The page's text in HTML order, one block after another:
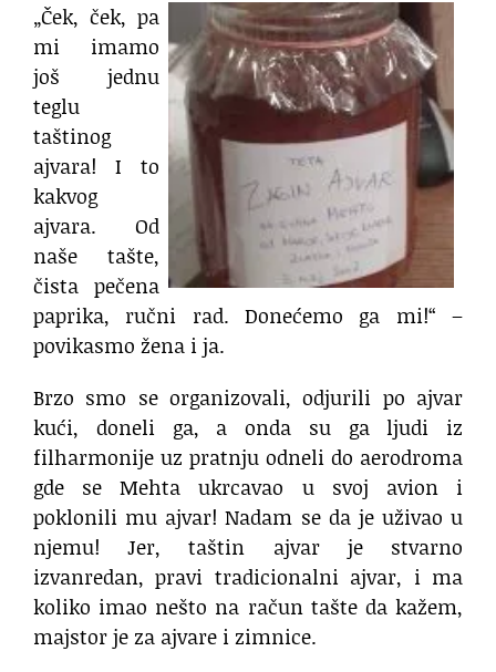
„Ček, ček, pa
mi imamo
još jednu
teglu
taštinog
ajvara! I to
kakvog
ajvara. Od
naše tašte,
čista pečena
paprika, ručni rad. Donećemo ga mi!“ –
povikasmo žena i ja.
Brzo smo se organizovali, odjurili po ajvar
kući, doneli ga, a onda su ga ljudi iz
filharmonije uz pratnju odneli do aerodroma
gde se Mehta ukrcavao u svoj avion i
poklonili mu ajvar! Nadam se da je uživao u
njemu! Jer, taštin ajvar je stvarno
izvanredan, pravi tradicionalni ajvar, i ma
koliko imao nešto na račun tašte da kažem,
majstor je za ajvare i zimnice.